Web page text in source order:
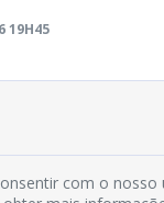
19H45
com o nosso